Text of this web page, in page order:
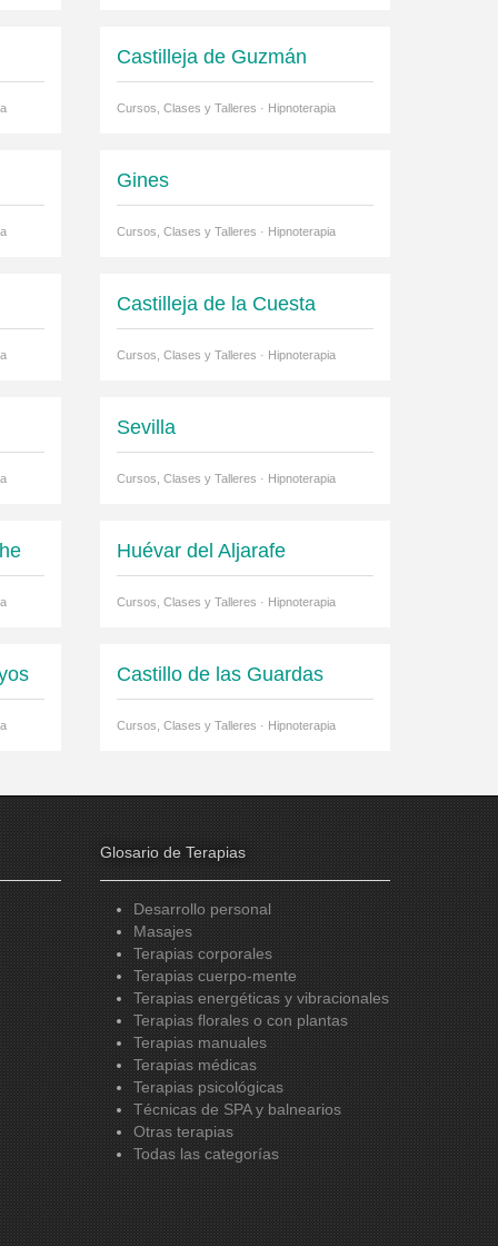
Castilleja de Guzmán
Cursos, Clases y Talleres · Hipnoterapia
Gines
Cursos, Clases y Talleres · Hipnoterapia
Castilleja de la Cuesta
Cursos, Clases y Talleres · Hipnoterapia
Sevilla
Cursos, Clases y Talleres · Hipnoterapia
Huévar del Aljarafe
Cursos, Clases y Talleres · Hipnoterapia
Castillo de las Guardas
Cursos, Clases y Talleres · Hipnoterapia
Glosario de Terapias
Desarrollo personal
Masajes
Terapias corporales
Terapias cuerpo-mente
Terapias energéticas y vibracionales
Terapias florales o con plantas
Terapias manuales
Terapias médicas
Terapias psicológicas
Técnicas de SPA y balnearios
Otras terapias
Todas las categorías